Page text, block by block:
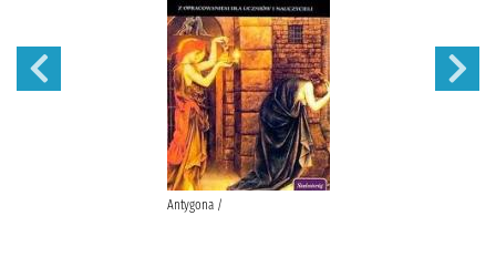
Antygona /